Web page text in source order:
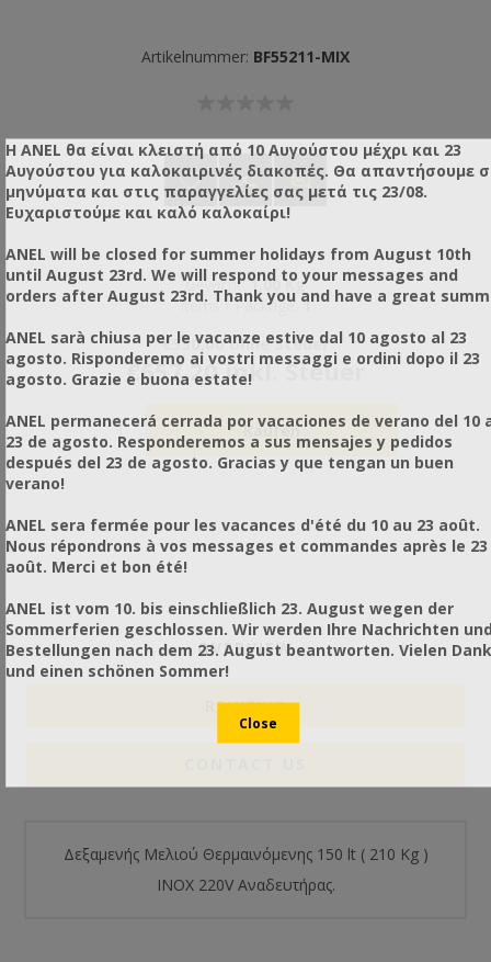
Artikelnummer: BF55211-MIX
Gewicht: 1,00 Kg
Items / Package: 1
€530,00 ohne Steuer
€657,20 inkl. Steuer
OVERVIEW
REVIEWS
Δεξαμενής Μελιού Θερμαινόμενης 150 lt ( 210 Kg )
ΙΝΟΧ 220V Αναδευτήρας.
Η ANEL θα είναι κλειστή από 10 Αυγούστου μέχρι και 23
Αυγούστου για καλοκαιρινές διακοπές. Θα απαντήσουμε
μηνύματα και στις παραγγελίες σας μετά τις 23/08.
Ευχαριστούμε και καλό καλοκαίρι!
ANEL will be closed for summer holidays from August 10th
until August 23rd. We will respond to your messages and
orders after August 23rd. Thank you and have a great
ANEL sarà chiusa per le vacanze estive dal 10 agosto al 23
agosto. Risponderemo ai vostri messaggi e ordini dopo il 23
agosto. Grazie e buona estate!
ANEL permanecerá cerrada por vacaciones de verano del 10
23 de agosto. Responderemos a sus mensajes y pedidos
después del 23 de agosto. Gracias y que tengan un buen
verano!
ANEL sera fermée pour les vacances d'été du 10 au 23 août.
Nous répondrons à vos messages et commandes après le 23
août. Merci et bon été!
ANEL ist vom 10. bis einschließlich 23. August wegen der
Sommerferien geschlossen. Wir werden Ihre Nachrichten
Bestellungen nach dem 23. August beantworten. Vielen Dank
und einen schönen Sommer!